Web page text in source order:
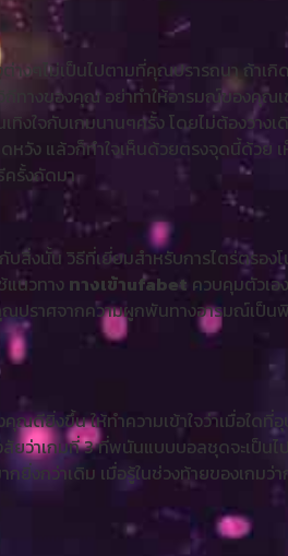
งๆไม่เป็นไปตามที่คุณปรารถนา ถ้าเ
ทางของคุณ อย่าทำให้อารมณ์ของคุ
ทิงใจกับเกมนานๆครั้ง โดยไม่ต้องวา
หวัง แล้วก็ทำใจเห็นด้วยตรงจุดนี้ด้วย
รั้งถัดมา
งนั้น วิธีที่เยี่ยมสำหรับการไตร่ตรอง
แนวทาง ทางเข้าufabet ควบคุมตัวเ
ณปราศจากความผูกพันทางอารมณ์เป็
ดียิ่งขึ้น ให้ทำความเข้าใจว่าเมื่อใดที่อุ
ว่าเกมที่ 3 ที่พนันแบบบอลชุดจะเป็น
งกว่าเดิม เมื่อรู้ในช่วงท้ายของเกม